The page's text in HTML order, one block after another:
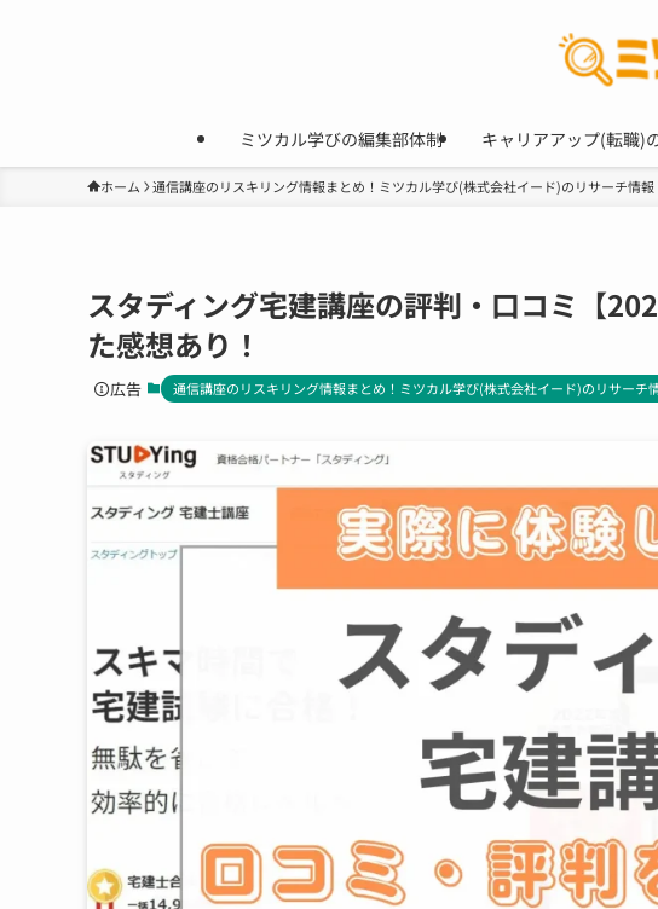
ミツカル学びの編集部体制 キャリアアップ(転職)
ホーム 通信講座のリスキリング情報まとめ！ミツカル学び(株式会社イード)のリサーチ情報
スタディング宅建講座の評判・口コミ【
た感想あり！
広告 通信講座のリスキリング情報まとめ！ミツカル学び(株式会社イード)のリサーチ